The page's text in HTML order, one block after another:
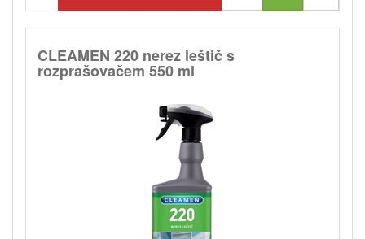
CLEAMEN 220 nerez leštič s
rozprašovačem 550 ml